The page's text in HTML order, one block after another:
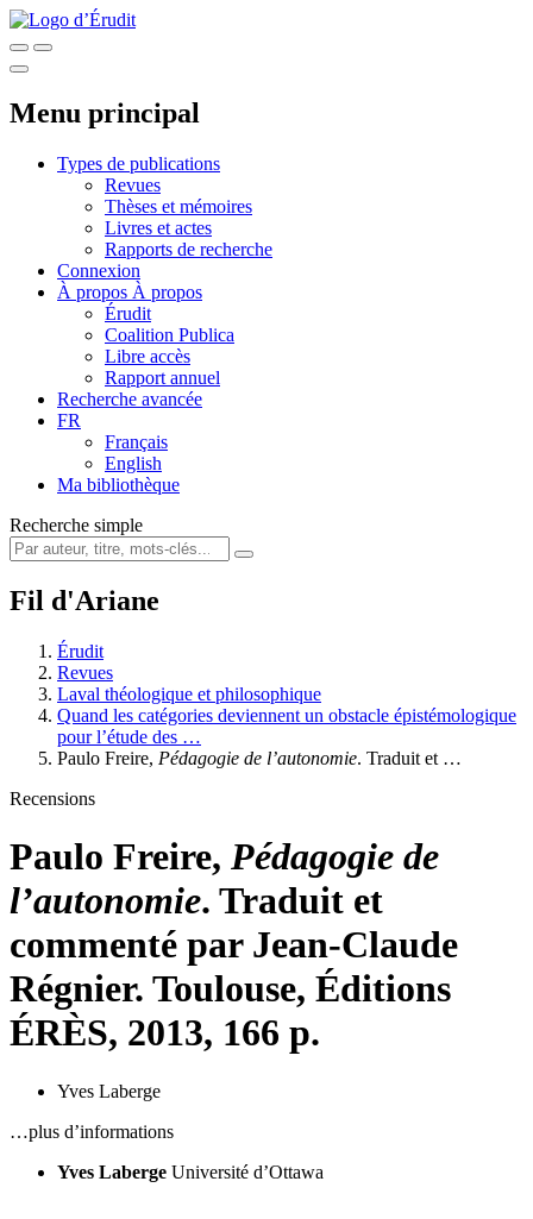
Menu principal
Types de publications
Revues
Thèses et mémoires
Livres et actes
Rapports de recherche
Connexion
À propos À propos
Érudit
Coalition Publica
Libre accès
Rapport annuel
Recherche avancée
FR
Français
English
Ma bibliothèque
Recherche simple
Fil d'Ariane
Érudit
Revues
Laval théologique et philosophique
Quand les catégories deviennent un obstacle épistémologique
pour l’étude des …
Paulo Freire, Pédagogie de l’autonomie. Traduit et …
Recensions
Paulo Freire, Pédagogie de
l’autonomie. Traduit et
commenté par Jean-Claude
Régnier. Toulouse, Éditions
ÉRÈS, 2013, 166 p.
Yves Laberge
…plus d’informations
Yves Laberge Université d’Ottawa